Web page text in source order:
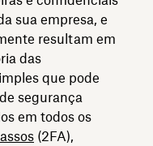
sua empresa, e
resultam em
das
que pode
segurança
em todos os
(2FA),